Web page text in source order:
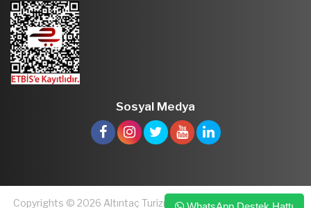
Sosyal Medya
Copyrights © 2026 Altıntaç Turizm ve Kuyumculuk San. ve Tic.